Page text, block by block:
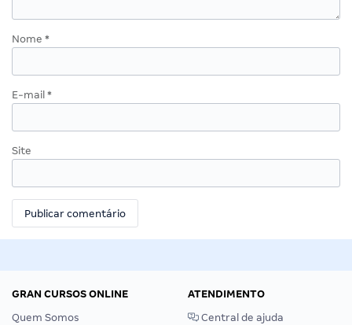
Nome *
E-mail *
Site
GRAN CURSOS ONLINE
Quem Somos
ATENDIMENTO
Central de ajuda